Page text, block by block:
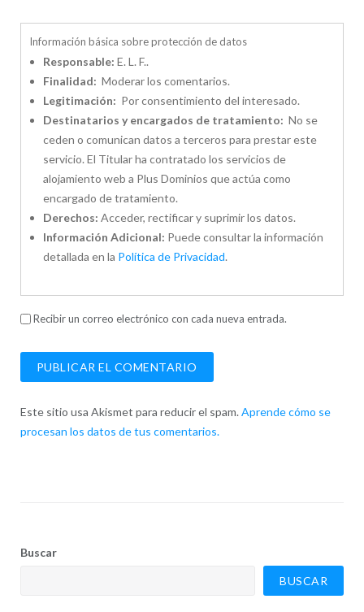
Información básica sobre protección de datos
Responsable: E. L. F..
Finalidad: Moderar los comentarios.
Legitimación: Por consentimiento del interesado.
Destinatarios y encargados de tratamiento: No se
ceden o comunican datos a terceros para prestar este
servicio. El Titular ha contratado los servicios de
alojamiento web a Plus Dominios que actúa como
encargado de tratamiento.
Derechos: Acceder, rectificar y suprimir los datos.
Información Adicional: Puede consultar la información
detallada en la Política de Privacidad.
Recibir un correo electrónico con cada nueva entrada.
Este sitio usa Akismet para reducir el spam. Aprende cómo se
procesan los datos de tus comentarios.
Buscar
BUSCAR